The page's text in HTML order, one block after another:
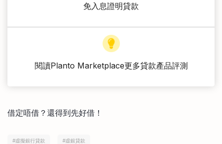
免入息證明貸款
閱讀Planto Marketplace更多貸款產品評測
借定唔借？還得到先好借！
#虛擬銀行貸款 #虛銀貸款